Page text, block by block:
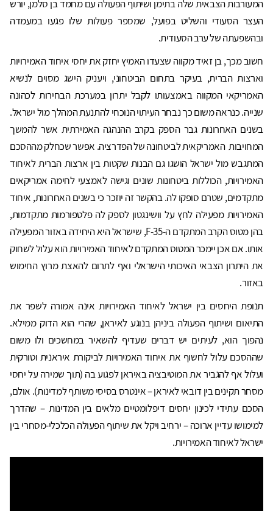
המעורבות הצבאית שלה בתימן ושיתוף הפעולה עם מחמד בן סלמן, יורש
העצר הסעודי והשליט בפועל, שמספר פעולות שלו פגעו במעמדה
ובהשפעתה של ערב הסעודית.
חשוב מכך, בן זאיד מקווה שצעדו האמיץ יחזק את יחסי איחוד האמירויות
וארצות הברית, בעיקר בתחום הביטחוני, ויעניק הישג מסוים לנשיא
האמריקאי המקווה באמצעותו לקבל יתרון במערכת הבחירות לכהונה
שנייה. כנראה משום כך נבחר העיתוי הנוכחי להתנעת המהלך מול ישראל.
בשנים האחרונות גבר הספק בקרב ההנהגה האמירתית אשר להמשך
המחויבות האמריקאית לביטחונה של הפדרציה. אפשר שכחלק מההסכם
המתגבש מול ישראל הושגו גם הבנות שקטות בין ארצות הברית לאיחוד
האמירויות, הכוללות ביטחונות שונים וגישה לאמצעי לחימה אמריקאים
מתקדמים, שטרם סופקו לה. בהקשר זה יוזכר כי בשנים האחרונות, איחוד
האמירויות מפעילה לחץ על וושינגטון לספק לה פלטפורמות מתקדמות,
בהן מטוס הקרב המתקדם ה-F-35, שישראל היא היחידה באזור המפעילה
אותו. אם אכן יימכר המטוס המתקדם לאיחוד האמירויות הוא עלול לשחוק
את היתרון הצבאי האיכותי הישראלי ואף לתרום להאצת מרוץ החימוש
באזור.
תנופת היחסים בין ישראל לאיחוד האמירויות אינה אמורה לשפר את
התיאום ושיתוף הפעולה ביניהן בנוגע לאיראן, שהרי הוא הדוק ממילא.
נהפוך הוא, לעיתים יש דברים שעדיף להשאיר במחשכים ולו משום
שההסכם עלול לחשוף את איחוד האמירויות לביקורת איראנית וטורקית
ועלול אף להגביר את המוטיבציה באיראן לפגוע בה (תוך שמירה על יחסי
מסחר תקינים בין דובאי לאיראן – אינטרס בסיסי משותף למדינות). אולם,
הסכם עתידי לכינון יחסים דיפלומטיים מלאים בין המדינות – שהדרך
למימושו עדיין ארוכה – ירחיב ויקל את שיתוף הפעולה הכלכלי-מסחרי בין
ישראל לאיחוד האמירויות.